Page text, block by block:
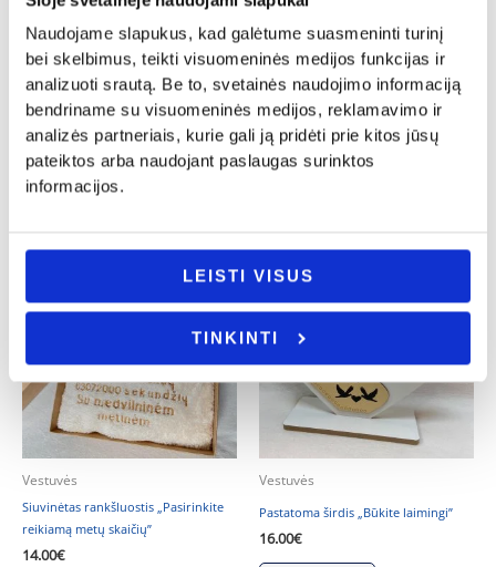
Naudojame slapukus, kad galėtume suasmeninti turinį
bei skelbimus, teikti visuomeninės medijos funkcijas ir
analizuoti srautą. Be to, svetainės naudojimo informaciją
bendriname su visuomeninės medijos, reklamavimo ir
analizės partneriais, kurie gali ją pridėti prie kitos jūsų
pateiktos arba naudojant paslaugas surinktos
informacijos.
LEISTI VISUS
TINKINTI
Vestuvės
Pjaustymo lentelė su stikliukais
„Jaunųjų sutikimas”
18.00€
Į KREPŠELĮ
Vestuvės
Medinis vokelis pinigams
,,Sveikiname”
5.00€
Į KREPŠELĮ
Vestuvės
Siuvinėtas rankšluostis „Pasirinkite
reikiamą metų skaičių”
14.00€
Vestuvės
Pastatoma širdis „Būkite laimingi”
16.00€